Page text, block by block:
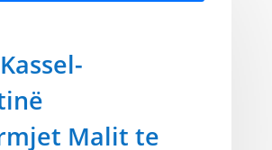
Malit te